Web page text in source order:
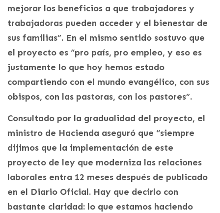
mejorar los beneficios a que trabajadores y
trabajadoras pueden acceder y el bienestar de
sus familias”. En el mismo sentido sostuvo que
el proyecto es “pro país, pro empleo, y eso es
justamente lo que hoy hemos estado
compartiendo con el mundo evangélico, con sus
obispos, con las pastoras, con los pastores”.
Consultado por la gradualidad del proyecto, el
ministro de Hacienda aseguró que “siempre
dijimos que la implementación de este
proyecto de ley que moderniza las relaciones
laborales entra 12 meses después de publicado
en el Diario Oficial. Hay que decirlo con
bastante claridad: lo que estamos haciendo